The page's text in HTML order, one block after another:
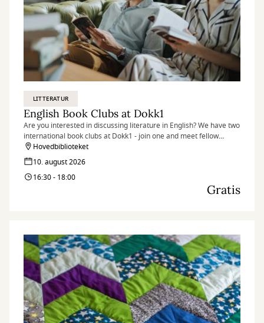
LITTERATUR
English Book Clubs at Dokk1
Are you interested in discussing literature in English? We have two
international book clubs at Dokk1 - join one and meet fellow
literature lovers.
Hovedbiblioteket
10. august 2026
16:30 - 18:00
Gratis